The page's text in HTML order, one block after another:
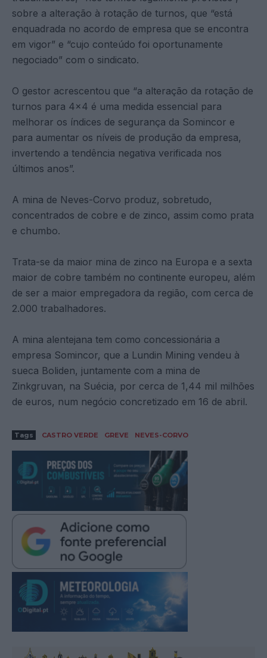
sobre a alteração à rotação de turnos, que “está
enquadrada no acordo de empresa que se encontra
em vigor” e “cujo conteúdo foi oportunamente
negociado” com o sindicato.
O gestor acrescentou que “a alteração da rotação de
turnos para 4×4 é uma medida essencial para
melhorar os índices de segurança da Somincor e
para aumentar os níveis de produção da empresa,
invertendo a tendência negativa verificada nos
últimos anos”.
A mina de Neves-Corvo produz, sobretudo,
concentrados de cobre e de zinco, assim como prata
e chumbo.
Trata-se da maior mina de zinco na Europa e a sexta
maior de cobre também no continente europeu, além
de ser a maior empregadora da região, com cerca de
2.000 trabalhadores.
A mina alentejana tem como concessionária a
empresa Somincor, que a Lundin Mining vendeu à
sueca Boliden, juntamente com a mina de
Zinkgruvan, na Suécia, por cerca de 1,44 mil milhões
de euros, num negócio concretizado em 16 de abril.
Tags CASTRO VERDE GREVE NEVES-CORVO